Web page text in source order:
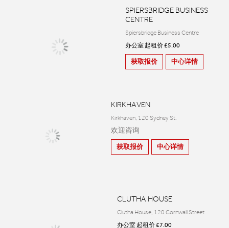
SPIERSBRIDGE BUSINESS
CENTRE
Spiersbridge Business Centre
办公室 起租价 £5.00
获取报价 中心详情
KIRKHAVEN
Kirkhaven, 120 Sydney St.
欢迎咨询
获取报价 中心详情
CLUTHA HOUSE
Clutha House, 120 Cornwall Street
办公室 起租价 £7.00